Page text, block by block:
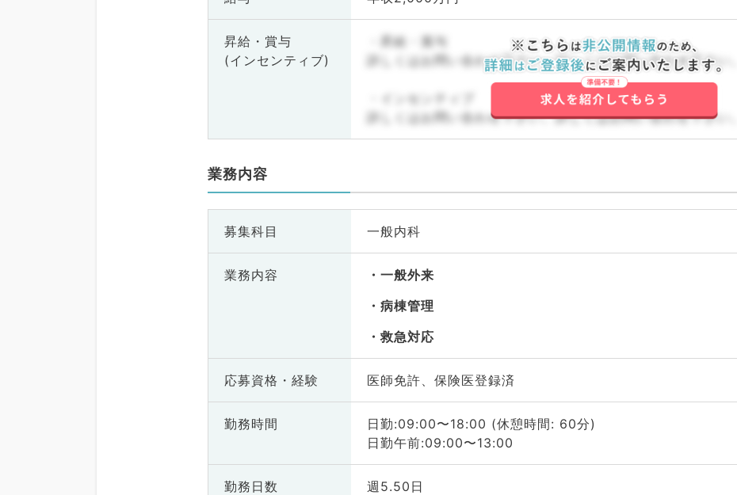
昇給・賞与
(インセンティブ)
・昇給・賞与
詳しくはお問い合わせ下さい。詳しくはお問い合わせ下さい。
・インセンティブ
詳しくはお問い合わせ下さい。詳しくはお問い合わせ下さい。
業務内容
募集科目 一般内科
業務内容
一般外来
病棟管理
救急対応
応募資格・ 経験 医師免許、保険医登録済
勤務時間
日勤:09:00〜18:00 (休憩時間: 60分)
日勤午前:09:00〜13:00
勤務日数 週5.50日